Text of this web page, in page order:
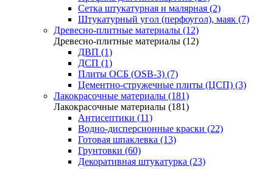
Сетка штукатурная и малярная (2)
Штукатурный угол (перфоугол), маяк (7)
Древесно-плитные материалы (12)
Древесно-плитные материалы (12)
ДВП (1)
ДСП (1)
Плиты ОСБ (OSB-3) (7)
Цементно-стружечные плиты (ЦСП) (3)
Лакокрасочные материалы (181)
Лакокрасочные материалы (181)
Антисептики (11)
Водно-дисперсионные краски (22)
Готовая шпаклевка (13)
Грунтовки (60)
Декоративная штукатурка (23)